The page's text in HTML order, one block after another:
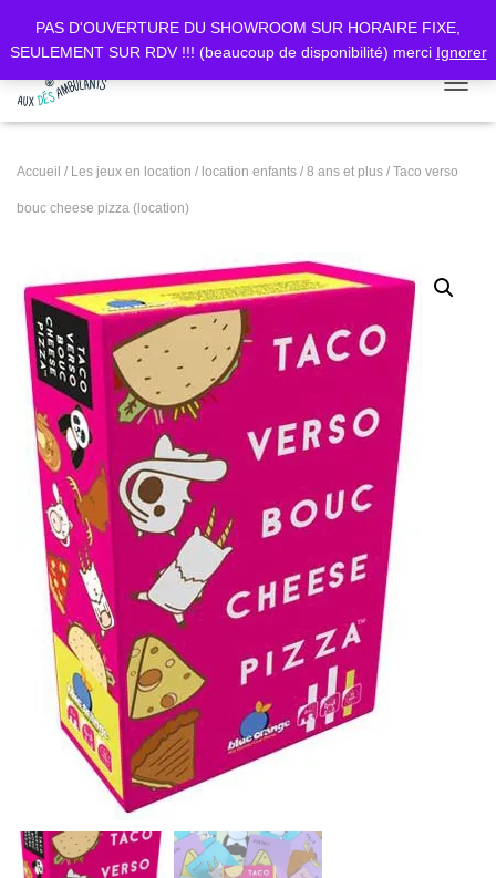
PAS D'OUVERTURE DU SHOWROOM SUR HORAIRE FIXE,
SEULEMENT SUR RDV !!! (beaucoup de disponibilité) merci Ignorer
Accueil / Les jeux en location / location enfants / 8 ans et plus / Taco verso
bouc cheese pizza (location)